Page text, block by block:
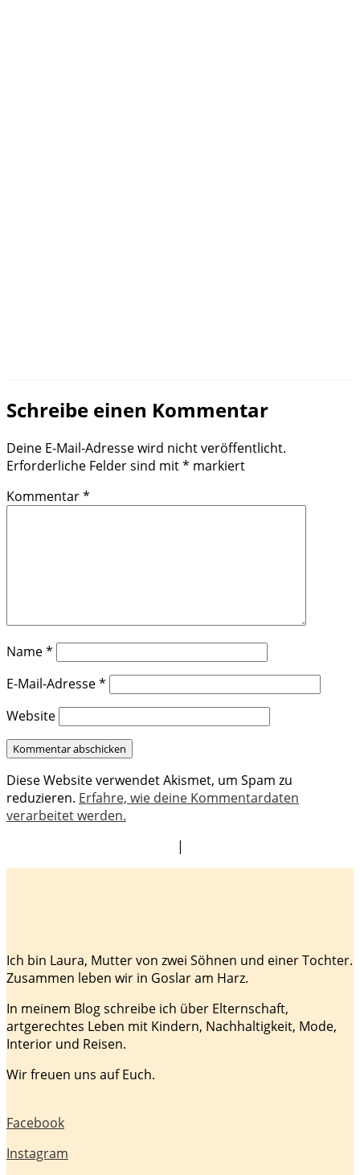
Schreibe einen Kommentar
Deine E-Mail-Adresse wird nicht veröffentlicht.
Erforderliche Felder sind mit* markiert
Kommentar*
Name*
E-Mail-Adresse*
Website
Diese Website verwendet Akismet, um Spam zu
reduzieren. Erfahre, wie deine Kommentardaten
verarbeitet werden.
|
Ich bin Laura, Mutter von zwei Söhnen und einer Tochter.
Zusammen leben wir in Goslar am Harz.
In meinem Blog schreibe ich über Elternschaft,
artgerechtes Leben mit Kindern, Nachhaltigkeit, Mode,
Interior und Reisen.
Wir freuen uns auf Euch.
Facebook
Instagram